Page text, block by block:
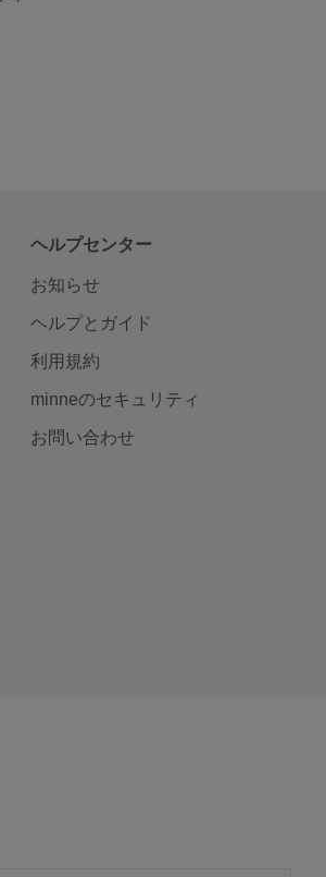
ヘルプセンター
お知らせ
ヘルプとガイド
利用規約
minneのセキュリティ
お問い合わせ